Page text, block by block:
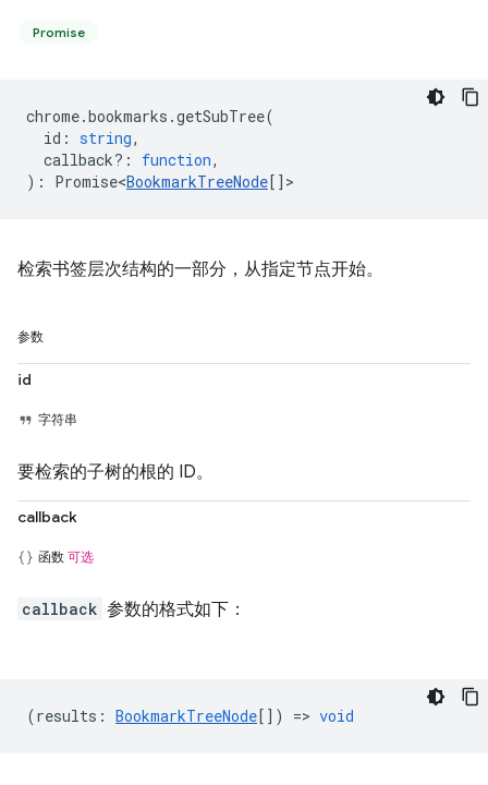
Promise
chrome.bookmarks .getSubTree(
id : string,
callback? : function,
) : Promise<BookmarkTreeNode[] >
检索书签层次结构的一部分，从指定节点开始。
参数
id
字符串
要检索的子树的根的 ID。
callback
函数 可选
callback 参数的格式如下：
(results : BookmarkTreeNode[]) => void